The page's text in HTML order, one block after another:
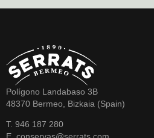
Polígono Landabaso 3B
48370 Bermeo, Bizkaia (Spain)
T. 946 187 280